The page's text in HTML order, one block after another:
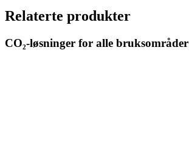
Relaterte produkter
CO₂-løsninger for alle bruksområder